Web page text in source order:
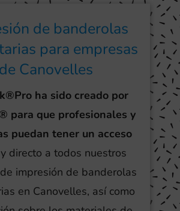
de banderolas
para empresas
de Canovelles
ha sido creado por
para que profesionales y
puedan tener un acceso
directo a todos nuestros
impresión de banderolas
en Canovelles, así como